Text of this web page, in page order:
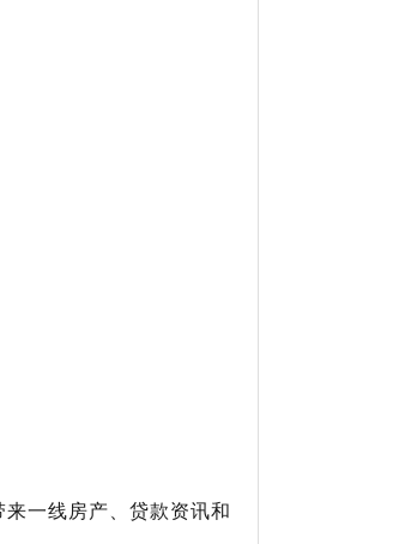
一线房产、贷款资讯和